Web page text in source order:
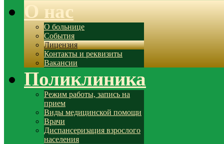
О нас
О больнице
События
Лицензия
Контакты и реквизиты
Вакансии
Поликлиника
Режим работы, запись на
прием
Виды медицинской помощи
Врачи
Диспансеризация взрослого
населения